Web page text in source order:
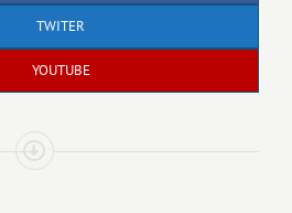
TWITER
YOUTUBE